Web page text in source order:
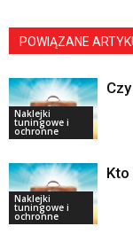
POWIĄZANE
Naklejki
tuningowe i
ochronne
Naklejki
tuningowe i
ochronne
Kto